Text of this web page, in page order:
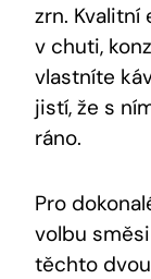
zrn.
v chuti,
vlastníte
jistí, že s
ráno.
Pro
volbu
těchto